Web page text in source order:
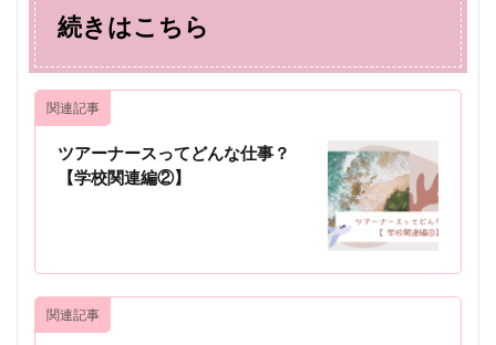
続きはこちら
関連記事
ツアーナースってどんな仕事？
【学校関連編②】
関連記事